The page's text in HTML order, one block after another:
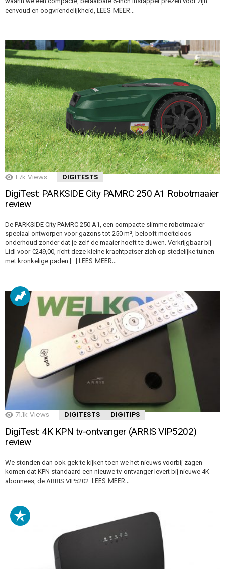
eenvoud en oogvriendelijkheid, LEES MEER…
1.7k Views DIGITESTS
DigiTest: PARKSIDE City PAMRC 250 A1 Robotmaaier
review
De PARKSIDE City PAMRC 250 A1, een compacte slimme robotmaaier
speciaal ontworpen voor gazons tot 250 m², belooft moeiteloos
onderhoud zonder dat je zelf de maaier hoeft te duwen. Verkrijgbaar bij
Lidl voor €249,00, richt deze kleine krachtpatser zich op stedelijke tuinen
met kronkelige paden […] LEES MEER…
71.1k Views DIGITESTS DIGITIPS
DigiTest: 4K KPN tv-ontvanger (ARRIS VIP5202)
review
We stonden dan ook gek te kijken toen we het nieuws voorbij zagen
komen dat KPN standaard een nieuwe tv-ontvanger levert bij nieuwe 4K
abonnees, de ARRIS VIP5202. LEES MEER…